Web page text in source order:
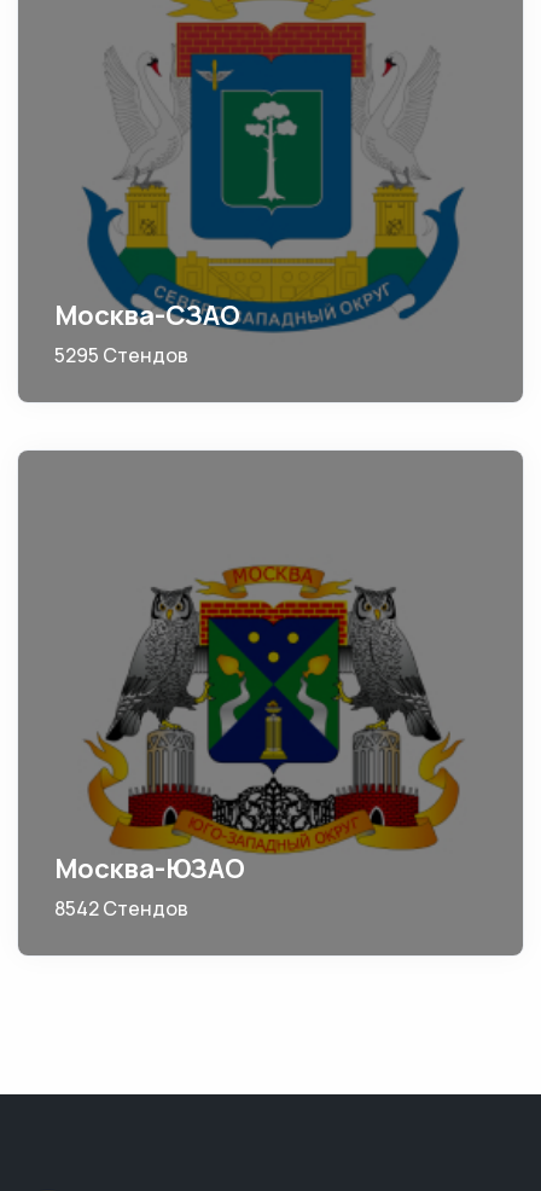
Москва-СЗАО
5295 Стендов
Москва-ЮЗАО
8542 Стендов